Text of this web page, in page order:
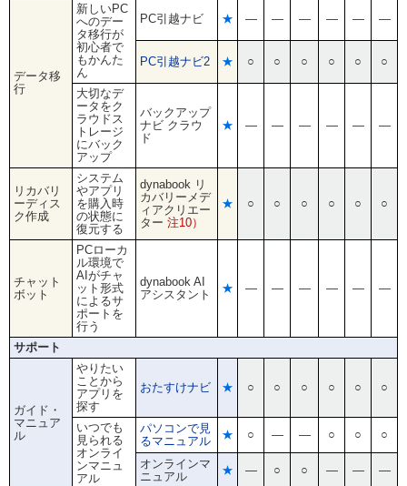
データ移
行
新しいPC
へのデー
タ移行が
初心者で
もかんた
ん
PC引越ナビ ★ ― ― ― ― ― ―
PC引越ナビ2 ★ ○ ○ ○ ○ ○ ○
大切なデ
ータをク
ラウドス
トレージ
にバック
アップ
バックアップ
ナビ クラウ
ド
★ ― ― ― ― ― ―
リカバリ
ーディス
ク作成
システム
やアプリ
を購入時
の状態に
復元する
dynabook リ
カバリーメデ
ィアクリエー
ター 注10）
★ ○ ○ ○ ○ ○ ○
チャット
ボット
PCローカ
ル環境で
AIがチャ
ット形式
によるサ
ポートを
行う
dynabook AI
アシスタント
★ ― ― ― ― ― ―
サポート
ガイド・
マニュア
ル
やりたい
ことから
アプリを
探す
おたすけナビ ★ ○ ○ ○ ○ ○ ○
いつでも
見られる
オンライ
ンマニュ
アル
パソコンで見
るマニュアル
★ ○ ― ― ○ ○ ○
オンラインマ
ニュアル
★ ― ○ ○ ― ― ―